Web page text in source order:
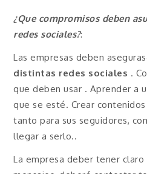
¿Que compromisos deben
redes sociales?:
Las empresas deben
distintas redes sociales .
que deben usar . Aprender a
que se esté. Crear
tanto para sus seguidores,
llegar a serlo..
La empresa deber tener